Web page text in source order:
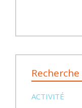
ACTIVITÉ